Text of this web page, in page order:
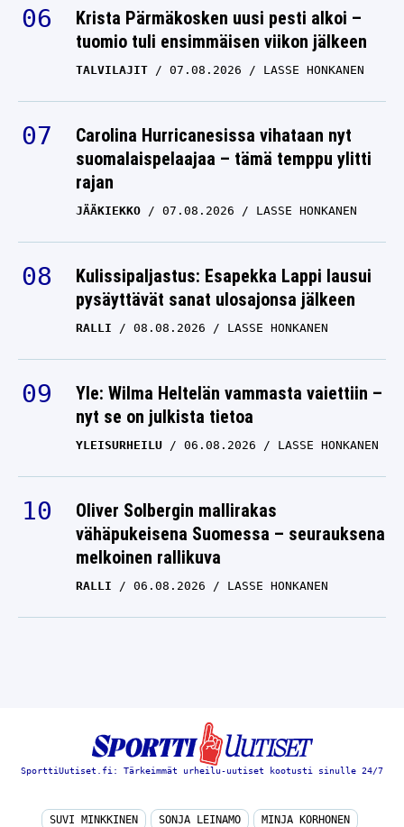
Krista Pärmäkosken uusi pesti alkoi –
tuomio tuli ensimmäisen viikon jälkeen
TALVILAJIT 07.08.2026 LASSE HONKANEN
Carolina Hurricanesissa vihataan nyt
suomalaispelaajaa – tämä temppu ylitti
rajan
JÄÄKIEKKO 07.08.2026 LASSE HONKANEN
Kulissipaljastus: Esapekka Lappi lausui
pysäyttävät sanat ulosajonsa jälkeen
RALLI 08.08.2026 LASSE HONKANEN
Yle: Wilma Heltelän vammasta vaiettiin –
nyt se on julkista tietoa
YLEISURHEILU 06.08.2026 LASSE HONKANEN
Oliver Solbergin mallirakas
vähäpukeisena Suomessa – seurauksena
melkoinen rallikuva
RALLI 06.08.2026 LASSE HONKANEN
SporttiUutiset.fi: Tärkeimmät urheilu-uutiset kootusti sinulle 24/7
SUVI MINKKINEN SONJA LEINAMO MINJA KORHONEN